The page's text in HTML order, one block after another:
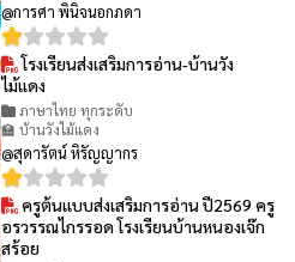
@การศา พินิจนอกภดา
โรงเรียนส่งเสริมการอ่าน-บ้านวัง
ไม้แดง
ภาษาไทย ทุกระดับ
🏫 บ้านวังไม้แดง
@สุดารัตน์ หิรัญญากร
ครูต้นแบบส่งเสริมการอ่าน ปี2569 ครู
อรวรรณไกรรอด โรงเรียนบ้านหนองเจ๊ก
สร้อย